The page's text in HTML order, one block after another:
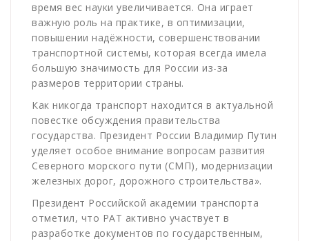
время вес науки увеличивается. Она играет
важную роль на практике, в оптимизации,
повышении надёжности, совершенствовании
транспортной системы, которая всегда имела
большую значимость для России из-за
размеров территории страны.
Как никогда транспорт находится в актуальной
повестке обсуждения правительства
государства. Президент России Владимир Путин
уделяет особое внимание вопросам развития
Северного морского пути (СМП), модернизации
железных дорог, дорожного строительства».
Президент Российской академии транспорта
отметил, что РАТ активно участвует в
разработке документов по государственным,